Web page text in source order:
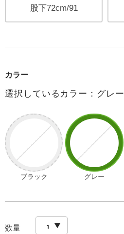
股下72cm/91
カラー
選択しているカラー：グレー
ブラック グレー
数量